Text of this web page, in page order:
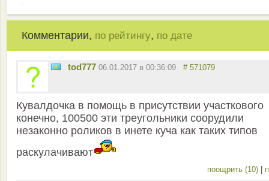
Комментарии, по рейтингу, по дате
tod777 06.01.2017 в 00:36:09 # 571079
Кувалдочка в помощь в присутствии участкового
конечно, 100500 эти треугольники соорудили
незаконно роликов в инете куча как таких типов
раскулачивают
поощрить (10)